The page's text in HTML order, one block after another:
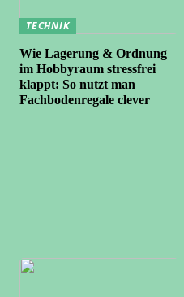
TECHNIK
Wie Lagerung & Ordnung
im Hobbyraum stressfrei
klappt: So nutzt man
Fachbodenregale clever